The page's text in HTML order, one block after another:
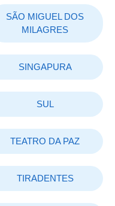
SÃO MIGUEL DOS
MILAGRES
SINGAPURA
SUL
TEATRO DA PAZ
TIRADENTES